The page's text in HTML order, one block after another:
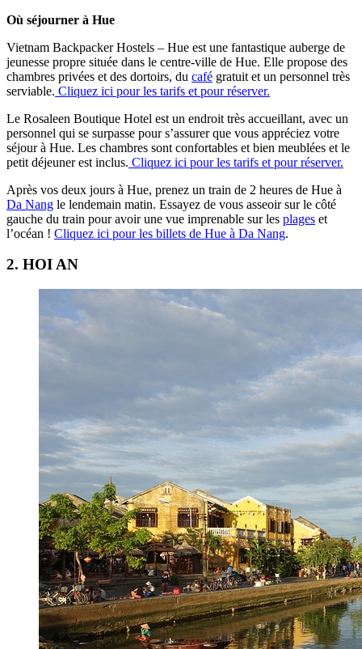
Où séjourner à Hue
Vietnam Backpacker Hostels – Hue est une fantastique auberge de
jeunesse propre située dans le centre-ville de Hue. Elle propose des
chambres privées et des dortoirs, du café gratuit et un personnel très
serviable. Cliquez ici pour les tarifs et pour réserver.
Le Rosaleen Boutique Hotel est un endroit très accueillant, avec un
personnel qui se surpasse pour s’assurer que vous appréciez votre
séjour à Hue. Les chambres sont confortables et bien meublées et le
petit déjeuner est inclus. Cliquez ici pour les tarifs et pour réserver.
Après vos deux jours à Hue, prenez un train de 2 heures de Hue à
Da Nang le lendemain matin. Essayez de vous asseoir sur le côté
gauche du train pour avoir une vue imprenable sur les plages et
l’océan ! Cliquez ici pour les billets de Hue à Da Nang.
2. HOI AN